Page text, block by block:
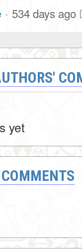
· 534 days ago
yet